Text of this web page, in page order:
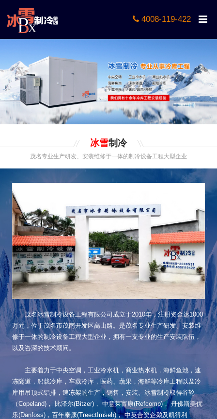
4008-119-422
冰雪制冷
茂名专业生产研发、安装维修于一体的制冷设备工程大型企业
茂名冰雪制冷设备工程有限公司成立于2010年，注册资金达1000
万元，位于茂名市茂南开发区高山路。是茂名专业生产研发、安装维
修于一体的制冷设备工程大型企业，拥有一支专业的生产安装队伍，
以及咨深的技术顾问。
主要着力于中央空调，工业冷水机，商业热水机，海鲜鱼池，速
冻隧道，船载冷库，车载冷库，医药、蔬果，海鲜等冷库工程以及冷
库用吊顶式铝排，速冻架的生产，销售，安装。冰雪制冷取得谷轮
（Copeland)， 比泽尔(Bitzer)， 中意莱富康(Refcomp)， 丹佛斯美优
乐(Danfoss)，百年泰康(TreectImseh)， 中英合资企鹅及凯得利